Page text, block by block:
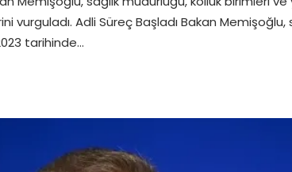
Adli Süreç Başladı Bakan Memişoğlu,
tarihinde…